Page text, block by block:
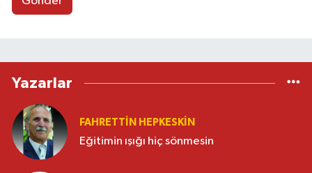
Yazarlar
FAHRETTIN HEPKESKIN
Eğitimin ışığı hiç sönmesin